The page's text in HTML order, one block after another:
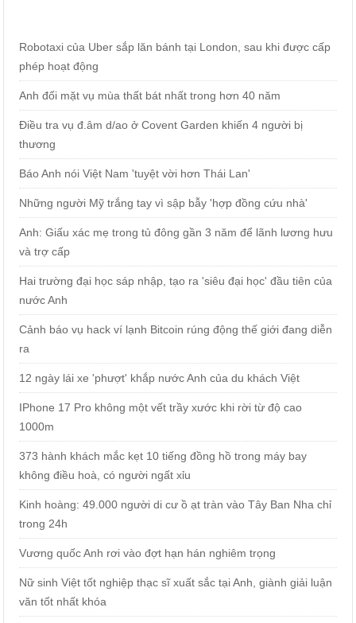
Robotaxi của Uber sắp lăn bánh tại London, sau khi được cấp
phép hoạt động
Anh đối mặt vụ mùa thất bát nhất trong hơn 40 năm
Điều tra vụ đ.âm d/ao ở Covent Garden khiến 4 người bị
thương
Báo Anh nói Việt Nam 'tuyệt vời hơn Thái Lan'
Những người Mỹ trắng tay vì sập bẫy 'hợp đồng cứu nhà'
Anh: Giấu xác mẹ trong tủ đông gần 3 năm để lãnh lương hưu
và trợ cấp
Hai trường đại học sáp nhập, tạo ra 'siêu đại học' đầu tiên của
nước Anh
Cảnh báo vụ hack ví lạnh Bitcoin rúng động thế giới đang diễn
ra
12 ngày lái xe 'phượt' khắp nước Anh của du khách Việt
IPhone 17 Pro không một vết trầy xước khi rời từ độ cao
1000m
373 hành khách mắc kẹt 10 tiếng đồng hồ trong máy bay
không điều hoà, có người ngất xỉu
Kinh hoàng: 49.000 người di cư ồ ạt tràn vào Tây Ban Nha chỉ
trong 24h
Vương quốc Anh rơi vào đợt hạn hán nghiêm trọng
Nữ sinh Việt tốt nghiệp thạc sĩ xuất sắc tại Anh, giành giải luận
văn tốt nhất khóa